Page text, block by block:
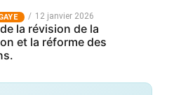
12 janvier 2026
la révision de la
et la réforme des